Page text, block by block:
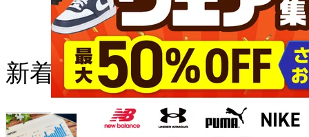
新着の記事
RUNNETが2026年上半期の国内